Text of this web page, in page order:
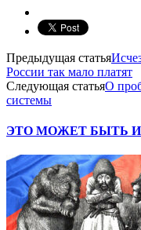
Предыдущая статья
России так мало платят
Следующая статьяО
системы
ЭТО МОЖЕТ БЫТЬ